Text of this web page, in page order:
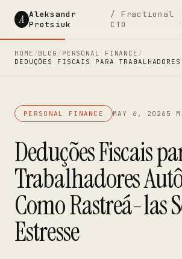
A Aleksandr
Protsiuk
/ Fractional
CTO
HOME /BLOG / PERSONAL FINANCE /
DEDUÇÕES FISCAIS PARA
PERSONAL FINANCE MAY 6, 2026 5
Deduções Fiscais
Trabalhadores
Como Rastreá-las
Estresse